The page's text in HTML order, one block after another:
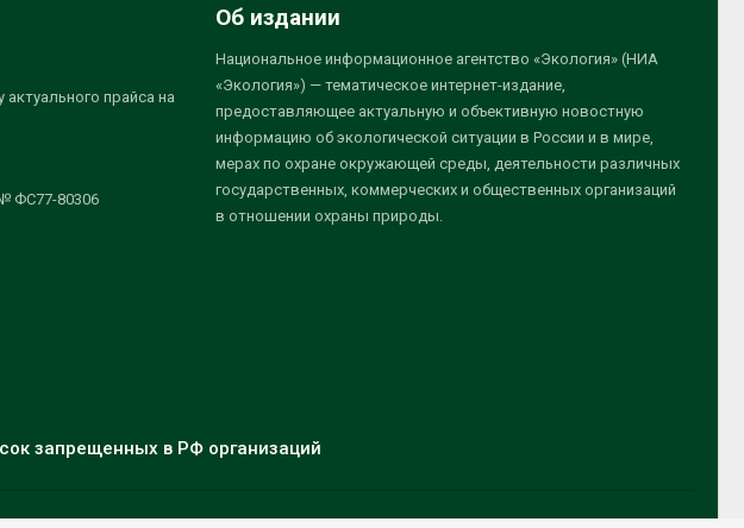
прайса на
ФС77-80306
Об издании
Национальное информационное агентство «Экология» (НИА
«Экология») — тематическое интернет-издание,
предоставляющее актуальную и объективную новостную
информацию об экологической ситуации в России и в мире,
мерах по охране окружающей среды, деятельности различных
государственных, коммерческих и общественных организаций
в отношении охраны природы.
запрещенных в РФ организаций